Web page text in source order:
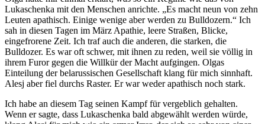
Lukaschenka mit den Menschen anrichte. „Es macht neun von zehn
Leuten apathisch. Einige wenige aber werden zu Bulldozern.“ Ich
sah in diesen Tagen im März Apathie, leere Straßen, Blicke,
eingefrorene Zeit. Ich traf auch die anderen, die starken, die
Bulldozer. Es war oft schwer, mit ihnen zu reden, weil sie völlig in
ihrem Furor gegen die Willkür der Macht aufgingen. Olgas
Einteilung der belarussischen Gesellschaft klang für mich sinnhaft.
Alesj aber fiel durchs Raster. Er war weder apathisch noch stark.
Ich habe an diesem Tag seinen Kampf für vergeblich gehalten.
Wenn er sagte, dass Lukaschenka bald abgewählt werden würde,